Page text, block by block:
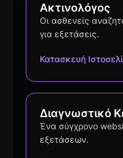
Ακτινολόγος
Οι ασθενείς
για εξετάσεις.
Κατασκευή
Διαγνωστικό
Ένα σύγχρονο
εξετάσεων.